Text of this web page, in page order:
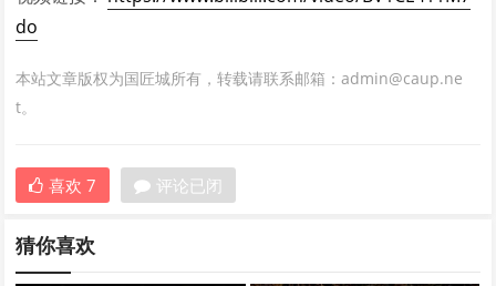
do
本站文章版权为国匠城所有，转载请联系邮箱：admin@caup.ne
t。
喜欢 7 评论已闭
猜你喜欢